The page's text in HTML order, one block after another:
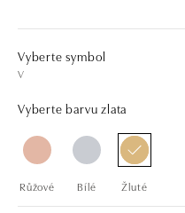
zásnubní prsten nebo
námi pouze šperk, ale také
Vyberte symbol
V
Vyberte barvu zlata
Růžové Bílé Žluté